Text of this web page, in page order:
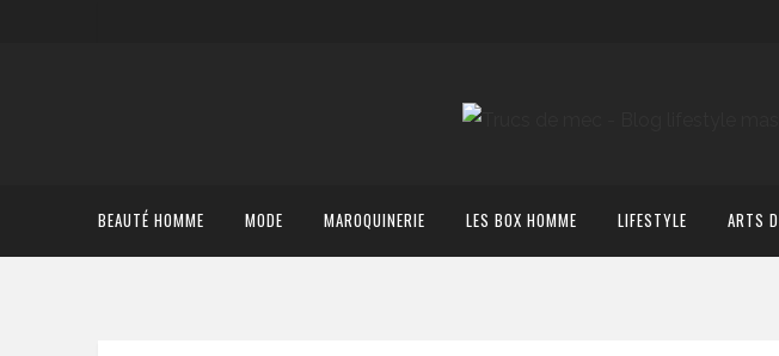
BEAUTÉ HOMME MODE MAROQUINERIE LES BOX HOMME LIFESTYLE ARTS